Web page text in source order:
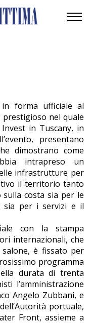
in forma ufficiale al
prestigioso nel quale
in Tuscany, in
presentano
dimostrano come
intrapreso un
infrastrutture per
il territorio tanto
costa sia per le
sia per i servizi e il
con la stampa
internazionali, che
è fissato per
programma
durata di trenta
l’amministrazione
Angelo Zubbani, e
portuale,
Front, assieme a